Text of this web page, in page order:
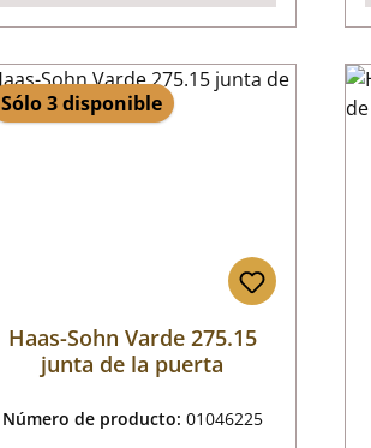
Sólo 3 disponible
Haas-Sohn Varde 275.15
junta de la puerta
Número de producto: 01046225